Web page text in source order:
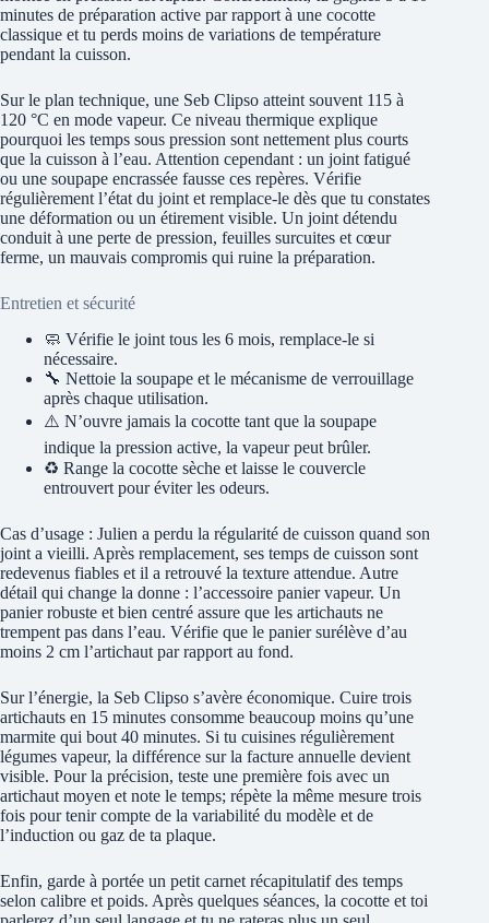
minutes de préparation active par rapport à une cocotte
classique et tu perds moins de variations de température
pendant la cuisson.
Sur le plan technique, une Seb Clipso atteint souvent 115 à
120 °C en mode vapeur. Ce niveau thermique explique
pourquoi les temps sous pression sont nettement plus courts
que la cuisson à l’eau. Attention cependant : un joint fatigué
ou une soupape encrassée fausse ces repères. Vérifie
régulièrement l’état du joint et remplace-le dès que tu constates
une déformation ou un étirement visible. Un joint détendu
conduit à une perte de pression, feuilles surcuites et cœur
ferme, un mauvais compromis qui ruine la préparation.
Entretien et sécurité
🧼 Vérifie le joint tous les 6 mois, remplace-le si
nécessaire.
🔧 Nettoie la soupape et le mécanisme de verrouillage
après chaque utilisation.
⚠️ N’ouvre jamais la cocotte tant que la soupape
indique la pression active, la vapeur peut brûler.
♻️ Range la cocotte sèche et laisse le couvercle
entrouvert pour éviter les odeurs.
Cas d’usage : Julien a perdu la régularité de cuisson quand son
joint a vieilli. Après remplacement, ses temps de cuisson sont
redevenus fiables et il a retrouvé la texture attendue. Autre
détail qui change la donne : l’accessoire panier vapeur. Un
panier robuste et bien centré assure que les artichauts ne
trempent pas dans l’eau. Vérifie que le panier surélève d’au
moins 2 cm l’artichaut par rapport au fond.
Sur l’énergie, la Seb Clipso s’avère économique. Cuire trois
artichauts en 15 minutes consomme beaucoup moins qu’une
marmite qui bout 40 minutes. Si tu cuisines régulièrement
légumes vapeur, la différence sur la facture annuelle devient
visible. Pour la précision, teste une première fois avec un
artichaut moyen et note le temps; répète la même mesure trois
fois pour tenir compte de la variabilité du modèle et de
l’induction ou gaz de ta plaque.
Enfin, garde à portée un petit carnet récapitulatif des temps
selon calibre et poids. Après quelques séances, la cocotte et toi